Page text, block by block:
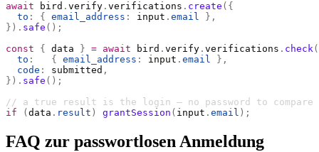
await bird . verify . verifications . create ({
  to
: { email_address : input . email },
}). safe ();
const { data } = await bird . verify . verifications . check
  to
:
   {
email_address : input . email },
  code
: submitted ,
}). safe ();
// a true result is the login — no password to compare
if ( data . result ) grantSession ( input . email );
FAQ zur passwortlosen Anmeldung